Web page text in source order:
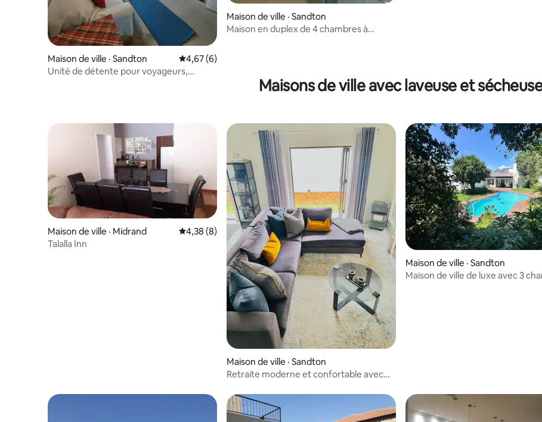
Maison de ville · Sandton Note moyenne de 4,67 sur 5, 6 commentaires
4,67 (6)
Unité de détente pour voyageurs,
Maison de ville · Sandton
Maison en duplex de 4 chambres à
Maisons de ville avec laveuse et
Maison de ville · Midrand Note moyenne de 4,38 sur 5, 8 commentaires
4,38 (8)
Talalla Inn
Maison de ville · Sandton
Retraite moderne et confortable avec
Maison de ville · Sandton
Maison de ville de luxe avec 3